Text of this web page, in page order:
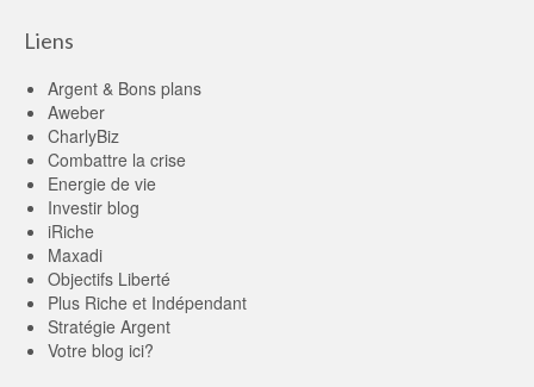
Liens
Argent & Bons plans
Aweber
CharlyBiz
Combattre la crise
Energie de vie
Investir blog
iRiche
Maxadi
Objectifs Liberté
Plus Riche et Indépendant
Stratégie Argent
Votre blog ici?